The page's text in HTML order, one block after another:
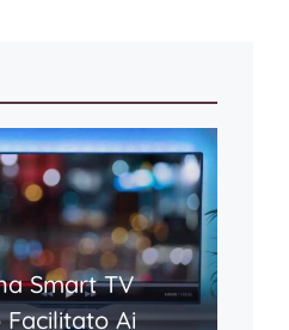
Smart TV
Facilitato Ai